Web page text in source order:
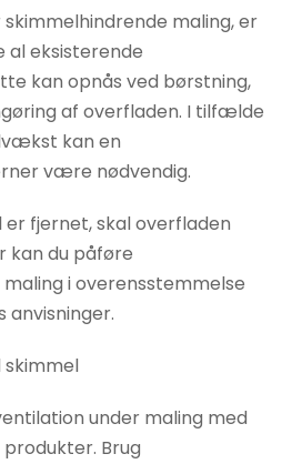
maling, er
eksisterende
kan opnås ved børstning,
af overfladen. I tilfælde
kan en
være nødvendig.
fjernet, skal overfladen
kan du påføre
i overensstemmelse
anvisninger.
skimmel
under maling med
Brug